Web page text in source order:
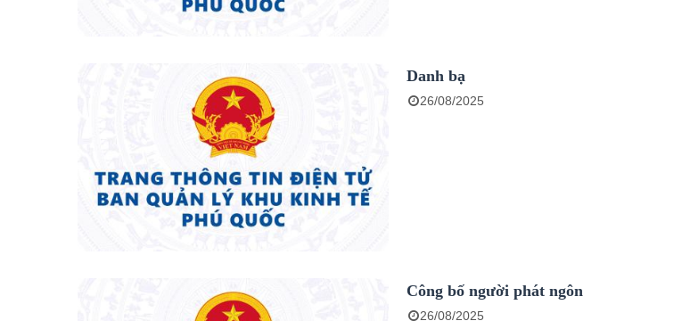
Danh bạ
26/08/2025
Công bố người phát ngôn
26/08/2025